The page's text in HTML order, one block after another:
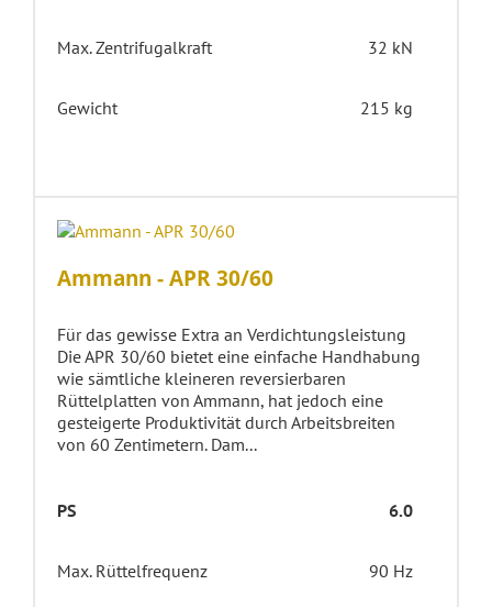
Max. Zentrifugalkraft 32 kN
Gewicht 215 kg
Ammann - APR 30/60
Für das gewisse Extra an Verdichtungsleistung
Die APR 30/60 bietet eine einfache Handhabung
wie sämtliche kleineren reversierbaren
Rüttelplatten von Ammann, hat jedoch eine
gesteigerte Produktivität durch Arbeitsbreiten
von 60 Zentimetern. Dam...
PS 6.0
Max. Rüttelfrequenz 90 Hz